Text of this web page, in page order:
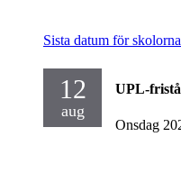
Sista datum för
12
aug
UPL-
Onsdag